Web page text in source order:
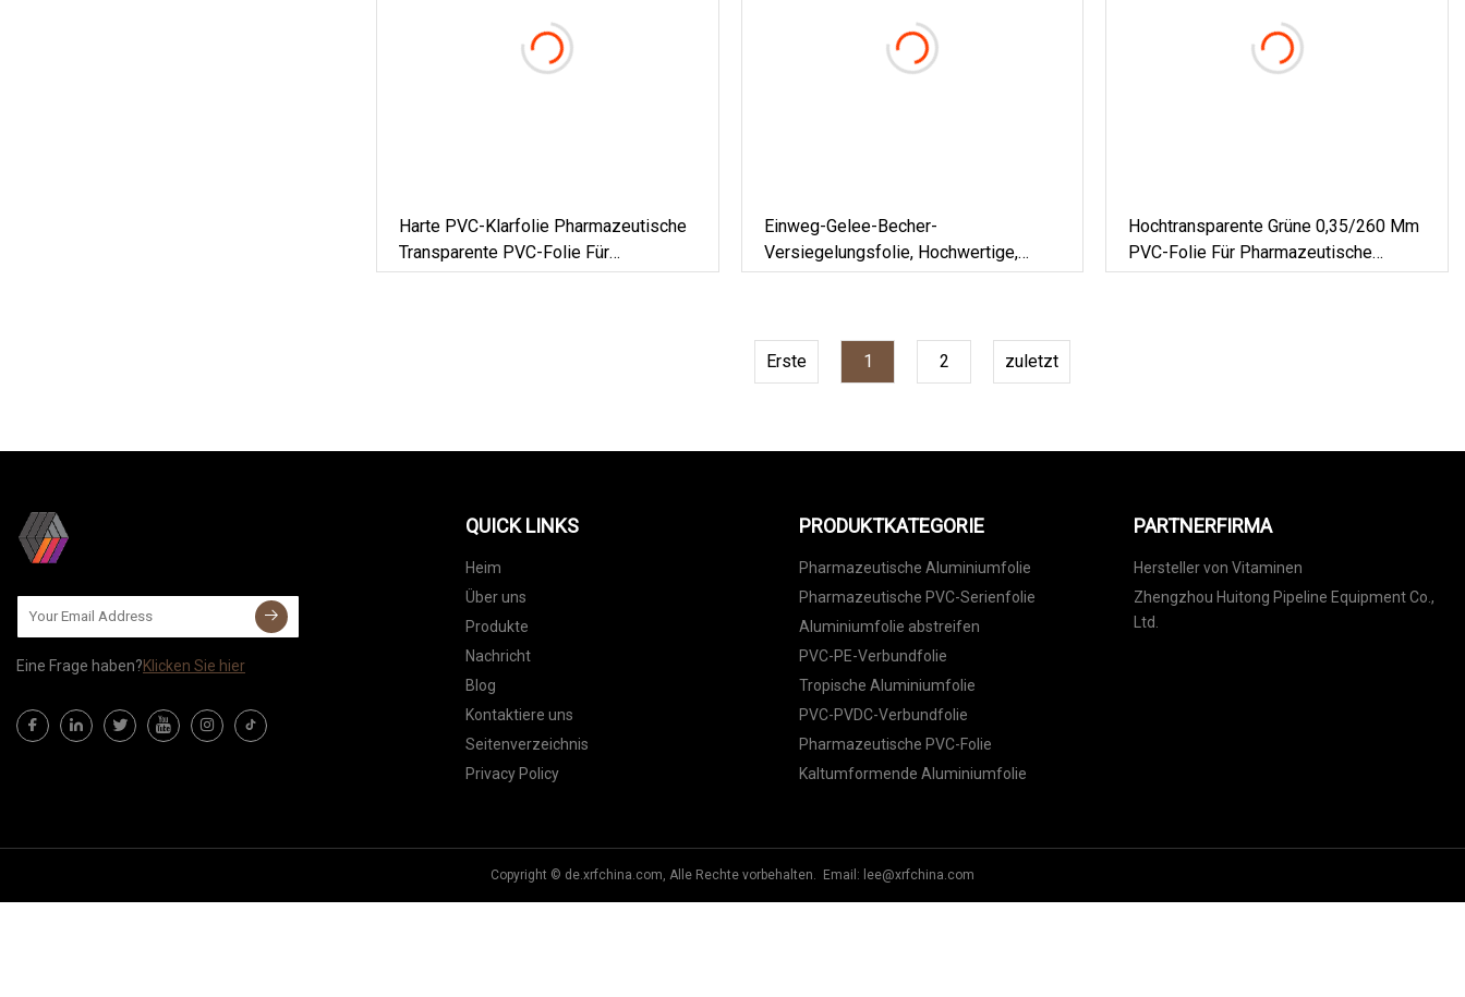
Harte PVC-Klarfolie Pharmazeutische
Transparente PVC-Folie Für
Blisterverpackungen
Einweg-Gelee-Becher-
Versiegelungsfolie, Hochwertige,
Maßgeschneiderte Versiegelungsfolie
Hochtransparente Grüne 0,35/260 Mm
PVC-Folie Für Pharmazeutische
Blisterfolien
Erste 1 2 zuletzt
Eine Frage haben?Klicken Sie hier
QUICK LINKS
Heim
Über uns
Produkte
Nachricht
Blog
Kontaktiere uns
Seitenverzeichnis
Privacy Policy
PRODUKTKATEGORIE
Pharmazeutische Aluminiumfolie
Pharmazeutische PVC-Serienfolie
Aluminiumfolie abstreifen
PVC-PE-Verbundfolie
Tropische Aluminiumfolie
PVC-PVDC-Verbundfolie
Pharmazeutische PVC-Folie
Kaltumformende Aluminiumfolie
PARTNERFIRMA
Hersteller von Vitaminen
Zhengzhou Huitong Pipeline Equipment Co.,
Ltd.
Copyright © de.xrfchina.com, Alle Rechte vorbehalten. Email: lee@xrfchina.com